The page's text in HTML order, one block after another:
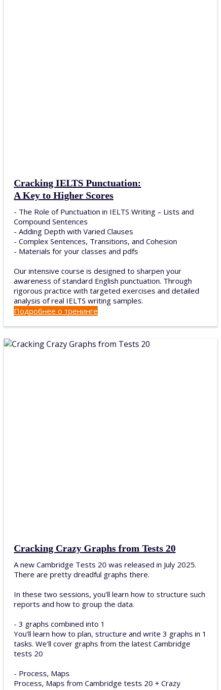
Cracking IELTS Punctuation:
A Key to Higher Scores
- The Role of Punctuation in IELTS Writing – Lists and
Compound Sentences
- Adding Depth with Varied Clauses
- Complex Sentences, Transitions, and Cohesion
- Materials for your classes and pdfs
Our intensive course is designed to sharpen your
awareness of standard English punctuation. Through
rigorous practice with targeted exercises and detailed
analysis of real IELTS writing samples.
Подробнее о тренинге
Cracking Crazy Graphs from Tests 20
A new Cambridge Tests 20 was released in July 2025.
There are pretty dreadful graphs there.
In these two sessions, you'll learn how to structure such
reports and how to group the data.
- 3 graphs combined into 1
You'll learn how to plan, structure and write 3 graphs in 1
tasks. We'll cover graphs from the latest Cambridge
tests 20
- Process, Maps
Process, Maps from Cambridge tests 20 + Crazy